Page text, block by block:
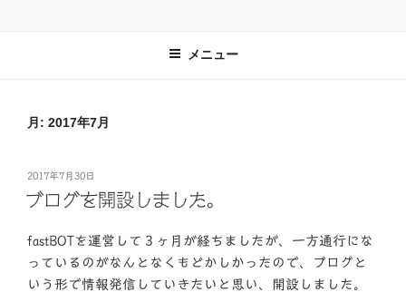
メニュー
月: 2017年7月
投
日:
2017年7月30日
ブログを開設しました。
fastBOTを運営して３ヶ月が経ちましたが、一方通行にな
っているのがなんとなくもどかしかったので、ブログと
いう形で情報発信していきたいと思い、開設しました。